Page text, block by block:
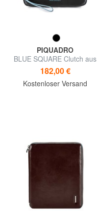
PIQUADRO
BLUE SQUARE Clutch aus
Leder mit Manschette
182,00 €
Kostenloser Versand